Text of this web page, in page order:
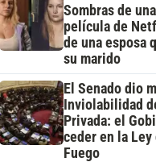
Sombras de
película de
de una esposa
su marido
El Senado dio
Inviolabilidad
Privada: el
ceder en la Ley
Fuego